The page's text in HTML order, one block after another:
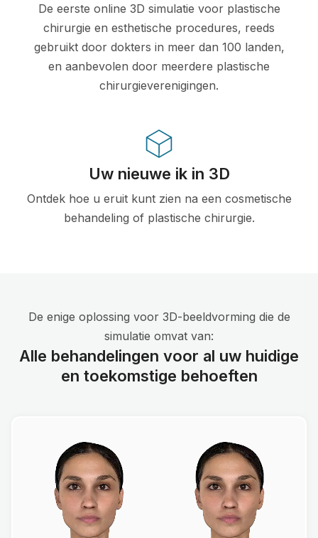
De eerste online 3D simulatie voor plastische
chirurgie en esthetische procedures, reeds
gebruikt door dokters in meer dan 100 landen,
en aanbevolen door meerdere plastische
chirurgieverenigingen.
Uw nieuwe ik in 3D
Ontdek hoe u eruit kunt zien na een cosmetische
behandeling of plastische chirurgie.
De enige oplossing voor 3D-beeldvorming die de
simulatie omvat van:
Alle behandelingen voor al uw huidige
en toekomstige behoeften